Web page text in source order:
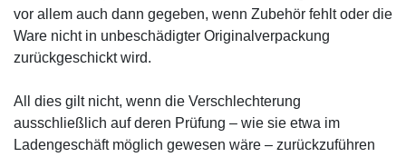
vor allem auch dann gegeben, wenn Zubehör fehlt oder die
Ware nicht in unbeschädigter Originalverpackung
zurückgeschickt wird.
All dies gilt nicht, wenn die Verschlechterung
ausschließlich auf deren Prüfung – wie sie etwa im
Ladengeschäft möglich gewesen wäre – zurückzuführen